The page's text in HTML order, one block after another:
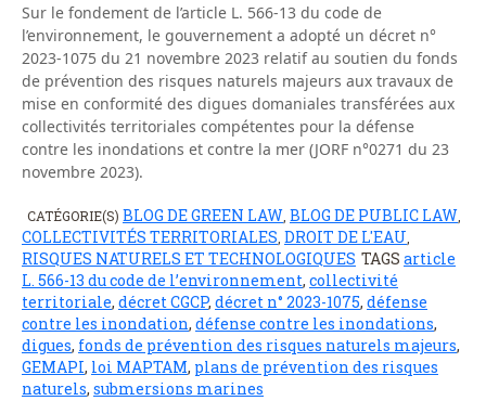
Sur le fondement de l’article L. 566-13 du code de
l’environnement, le gouvernement a adopté un décret n°
2023-1075 du 21 novembre 2023 relatif au soutien du fonds
de prévention des risques naturels majeurs aux travaux de
mise en conformité des digues domaniales transférées aux
collectivités territoriales compétentes pour la défense
contre les inondations et contre la mer (JORF n°0271 du 23
novembre 2023).
CATÉGORIE(S) BLOG DE GREEN LAW BLOG DE PUBLIC LAW
COLLECTIVITÉS TERRITORIALES DROIT DE L'EAU
RISQUES NATURELS ET TECHNOLOGIQUES TAGS article
L. 566-13 du code de l’environnement, collectivité
territoriale, décret CGCP, décret n° 2023-1075, défense
contre les inondation, défense contre les inondations,
digues, fonds de prévention des risques naturels majeurs,
GEMAPI, loi MAPTAM, plans de prévention des risques
naturels, submersions marines